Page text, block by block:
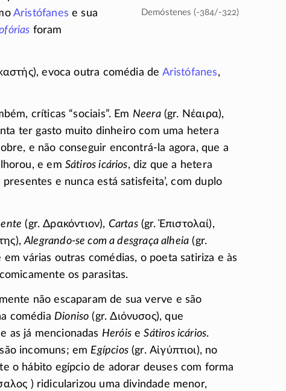
Demóstenes (-384/-322)
Aristófanes e sua
foram
), evoca outra comédia de Aristófanes,
críticas “sociais”. Em Neera(gr. Νέαιρα),
ter gasto muito dinheiro com uma hetera
e não conseguir encontrá-la agora, que a
e em Sátiros icários, diz que a hetera
presentes e nunca está satisfeita’, com duplo
(gr.Δρακόντιον), Cartas(gr.Ἐπιστολαί),
),Alegrando-se com a desgraça alheia (gr.
em várias outras comédias, o poeta satiriza e às
os parasitas.
não escaparam de sua verve e são
comédia Dioniso (gr.Διόνυσος), que
as já mencionadas HeróiseSátiros icários.
incomuns; em Egípcios(gr. Αἰγύπτιοι), no
o hábito egípcio de adorar deuses com forma
) ridicularizou uma divindade menor,